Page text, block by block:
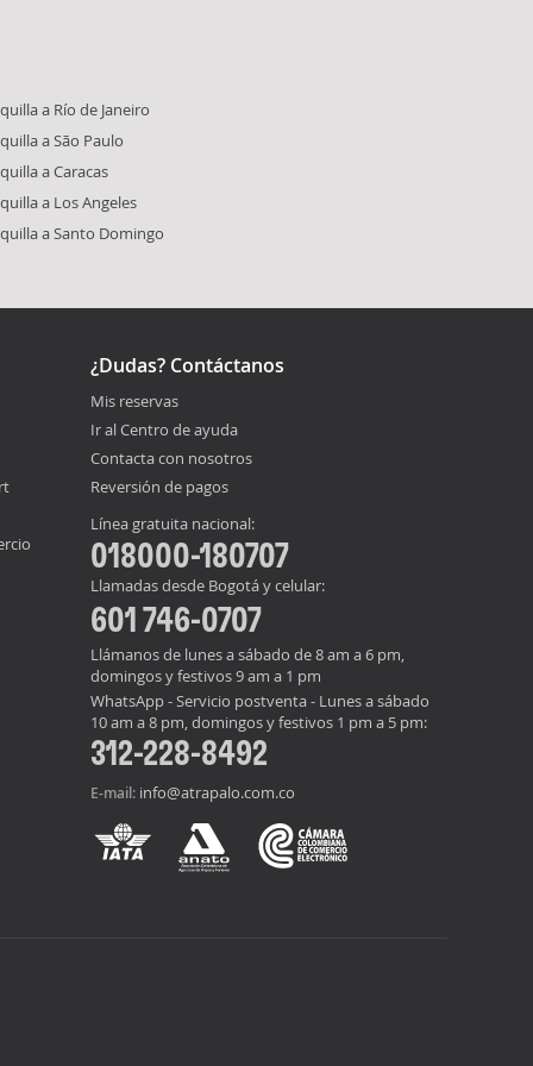
a Río de Janeiro
a São Paulo
a Caracas
a Los Angeles
a Santo Domingo
¿Dudas? Contáctanos
Mis reservas
Ir al Centro de ayuda
Contacta con nosotros
Reversión de pagos
Línea gratuita nacional:
018000-180707
Llamadas desde Bogotá y celular:
601 746-0707
Llámanos de lunes a sábado de 8 am a 6 pm,
domingos y festivos 9 am a 1 pm
WhatsApp - Servicio postventa - Lunes a sábado
10 am a 8 pm, domingos y festivos 1 pm a 5 pm:
312-228-8492
E-mail: info@atrapalo.com.co